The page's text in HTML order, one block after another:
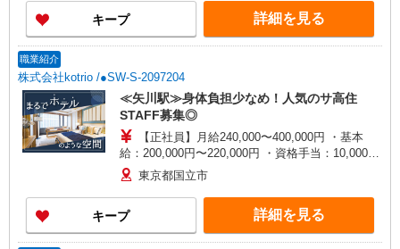
キープ 詳細を見る
職業紹介
株式会社kotrio /●SW-S-2097204
≪矢川駅≫身体負担少なめ！人気のサ高住
STAFF募集◎
【正社員】月給240,000〜400,000円 ・基本
給：200,000円〜220,000円 ・資格手当：10,000〜
30,000円 ・役職手当：10,000〜70,000円 ・処遇改
善手当：20,000〜60,000円（勤続年数、保有資格
により変動） ・固定残業手当：20,000円（10時
間） ※固定残業時間を超過する場合には超過勤務
手当として別途支給 ・夜勤手当：10,000円/1回
東京都国立市
キープ 詳細を見る